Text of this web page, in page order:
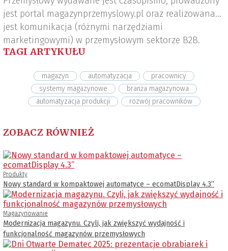
jest portal magazynprzemyslowy.pl oraz realizowana
jest komunikacja (różnymi narzędziami
marketingowymi) w przemysłowym sektorze B2B.
TAGI ARTYKUŁU
magazyn automatyzacja
pracownicy
systemy magazynowe
branża magazynowa
automatyzacja produkcji
rozwój pracowników
ZOBACZ RÓWNIEŻ
Produkty
Nowy standard w kompaktowej automatyce – ecomatDisplay 4.3’’
Magazynowanie
Modernizacja magazynu. Czyli, jak zwiększyć wydajność i
funkcjonalność magazynów przemysłowych